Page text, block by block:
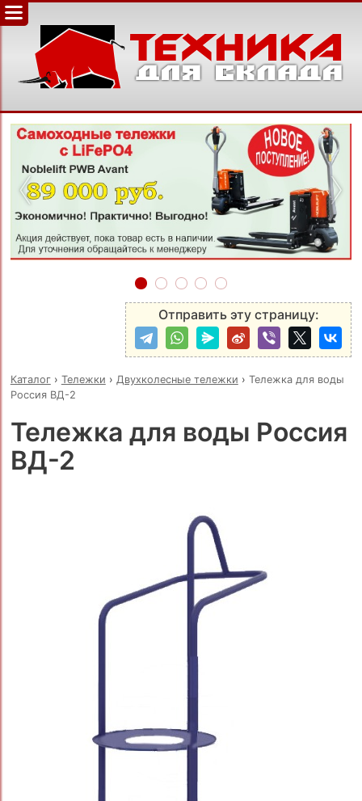
‹ ›
Отправить эту страницу:
Каталог› Тележки › Двухколесные тележки › Тележка для воды
Россия ВД-2
Тележка для воды Россия
ВД-2